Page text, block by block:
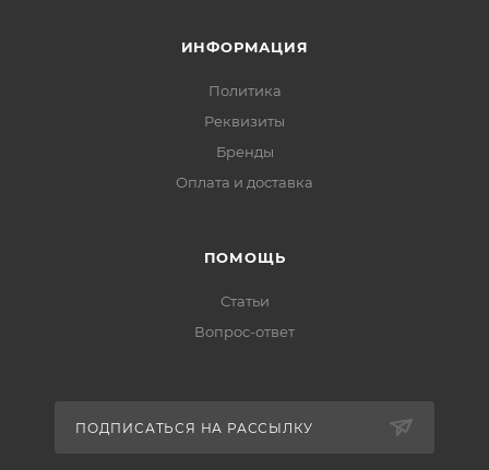
ИНФОРМАЦИЯ
Политика
Реквизиты
Бренды
Оплата и доставка
ПОМОЩЬ
Статьи
Вопрос-ответ
ПОДПИСАТЬСЯ НА РАССЫЛКУ